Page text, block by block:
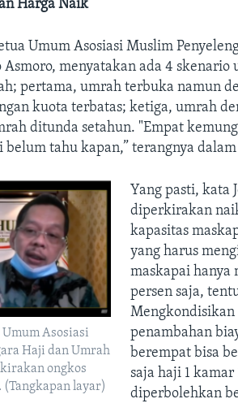
Harga Naik
Umum Asosiasi Muslim
Asmoro, menyatakan ada 4
pertama, umrah terbuka namun
kuota terbatas; ketiga, umrah
ditunda setahun. "Empat
belum tahu kapan,” terangnya
Umum Asosiasi
Haji dan Umrah
ongkos
layar)
Yang pasti, kata
diperkirakan
kapasitas
yang harus
maskapai hanya
persen saja,
penambahan
berempat bisa
saja haji 1
diperbolehkan